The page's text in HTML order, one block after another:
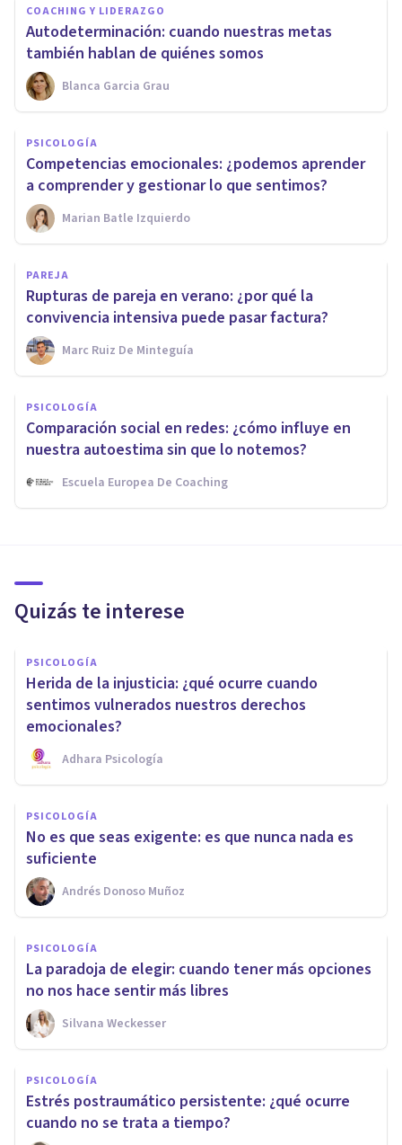
COACHING Y LIDERAZGO
Autodeterminación: cuando nuestras metas
también hablan de quiénes somos
Blanca Garcia Grau
PSICOLOGÍA
Competencias emocionales: ¿podemos aprender
a comprender y gestionar lo que sentimos?
Marian Batle Izquierdo
PAREJA
Rupturas de pareja en verano: ¿por qué la
convivencia intensiva puede pasar factura?
Marc Ruiz De Minteguía
PSICOLOGÍA
Comparación social en redes: ¿cómo influye en
nuestra autoestima sin que lo notemos?
Escuela Europea De Coaching
Quizás te interese
PSICOLOGÍA
Herida de la injusticia: ¿qué ocurre cuando
sentimos vulnerados nuestros derechos
emocionales?
Adhara Psicología
PSICOLOGÍA
No es que seas exigente: es que nunca nada es
suficiente
Andrés Donoso Muñoz
PSICOLOGÍA
La paradoja de elegir: cuando tener más opciones
no nos hace sentir más libres
Silvana Weckesser
PSICOLOGÍA
Estrés postraumático persistente: ¿qué ocurre
cuando no se trata a tiempo?